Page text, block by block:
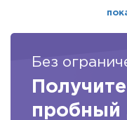
Без
Получите
пробный